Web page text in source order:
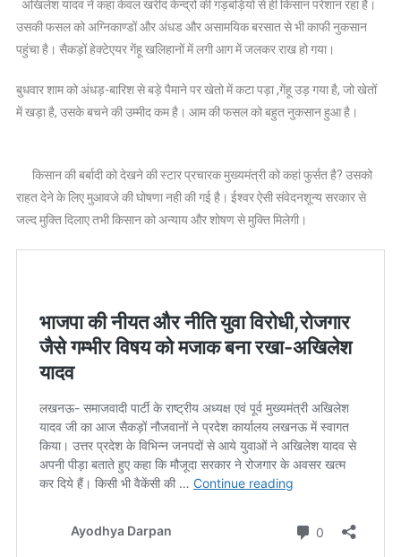
अखिलेश यादव ने कहा केवल खरीद केन्द्रों की गड़बड़ियों से ही किसान परेशान रहा है।
उसकी फसल को अग्निकाण्डों और अंधड और असामयिक बरसात से भी काफी नुकसान
पहुंचा है। सैकड़ों हेक्टेएयर गेंहू खलिहानों में लगी आग में जलकर राख हो गया।
बुधवार शाम को अंधड़-बारिश से बड़े पैमाने पर खेतो में कटा पड़ा ,गेंहू उड़ गया है, जो खेतों
में खड़ा है, उसके बचने की उम्मीद कम है। आम की फसल को बहुत नुकसान हुआ है।
किसान की बर्बादी को देखने की स्टार प्रचारक मुख्यमंत्री को कहां फुर्सत है? उसको
राहत देने के लिए मुआवजे की घोषणा नही की गई है। ईश्वर ऐसी संवेदनशून्य सरकार से
जल्द मुक्ति दिलाए तभी किसान को अन्याय और शोषण से मुक्ति मिलेगी।